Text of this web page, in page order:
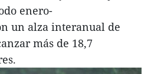
enero-
un alza interanual de
más de 18,7